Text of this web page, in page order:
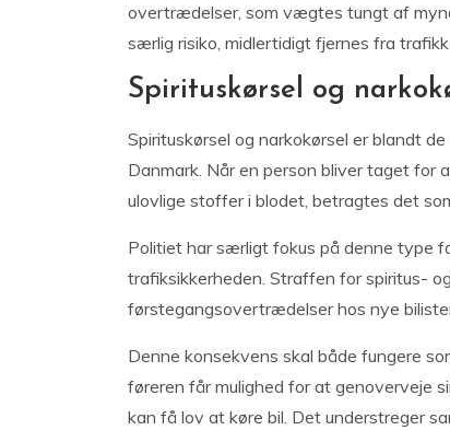
overtrædelser, som vægtes tungt af
særlig risiko, midlertidigt fjernes fra
Spirituskørsel og
Spirituskørsel og narkokørsel er blandt
Danmark. Når en person bliver taget for
ulovlige stoffer i blodet, betragtes det
Politiet har særligt fokus på denne type
trafiksikkerheden. Straffen for spiritus-
førstegangsovertrædelser hos nye
Denne konsekvens skal både fungere
føreren får mulighed for at genoverveje
kan få lov at køre bil. Det understreger